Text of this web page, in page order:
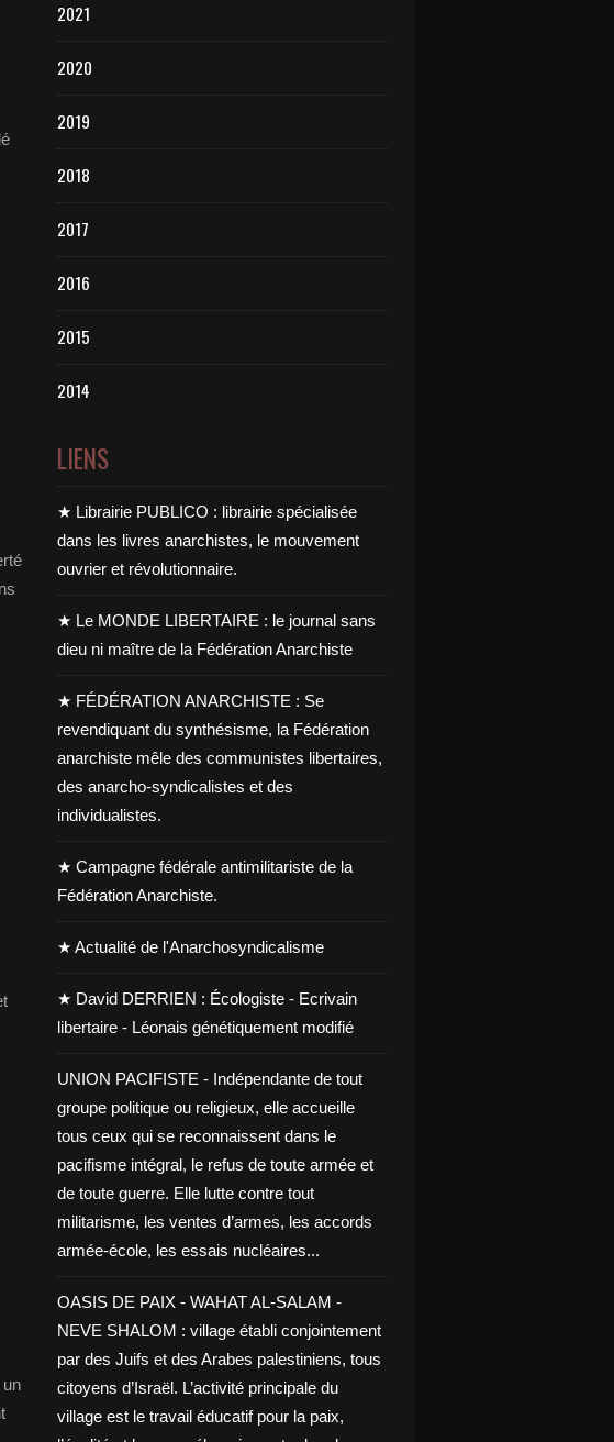
2021
2020
2019
2018
2017
2016
2015
2014
LIENS
★ Librairie PUBLICO : librairie spécialisée
dans les livres anarchistes, le mouvement
ouvrier et révolutionnaire.
★ Le MONDE LIBERTAIRE : le journal sans
dieu ni maître de la Fédération Anarchiste
★ FÉDÉRATION ANARCHISTE : Se
revendiquant du synthésisme, la Fédération
anarchiste mêle des communistes libertaires,
des anarcho-syndicalistes et des
individualistes.
★ Campagne fédérale antimilitariste de la
Fédération Anarchiste.
★ Actualité de l'Anarchosyndicalisme
★ David DERRIEN : Écologiste - Ecrivain
libertaire - Léonais génétiquement modifié
UNION PACIFISTE - Indépendante de tout
groupe politique ou religieux, elle accueille
tous ceux qui se reconnaissent dans le
pacifisme intégral, le refus de toute armée et
de toute guerre. Elle lutte contre tout
militarisme, les ventes d’armes, les accords
armée-école, les essais nucléaires...
OASIS DE PAIX - WAHAT AL-SALAM -
NEVE SHALOM : village établi conjointement
par des Juifs et des Arabes palestiniens, tous
citoyens d’Israël. L’activité principale du
village est le travail éducatif pour la paix,